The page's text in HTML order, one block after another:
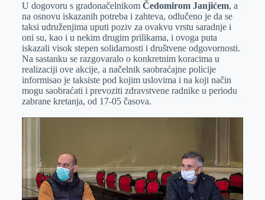
U dogovoru s gradonačelnikom Čedomirom Janjićem, a
na osnovu iskazanih potreba i zahteva, odlučeno je da se
taksi udruženjima uputi poziv za ovakvu vrstu saradnje i
oni su, kao i u nekim drugim prilikama, i ovoga puta
iskazali visok stepen solidarnosti i društvene odgovornosti.
Na sastanku se razgovaralo o konkretnim koracima u
realizaciji ove akcije, a načelnik saobraćajne policije
informisao je taksiste pod kojim uslovima i na koji način
mogu saobraćati i prevoziti zdravstvene radnike u periodu
zabrane kretanja, od 17-05 časova.